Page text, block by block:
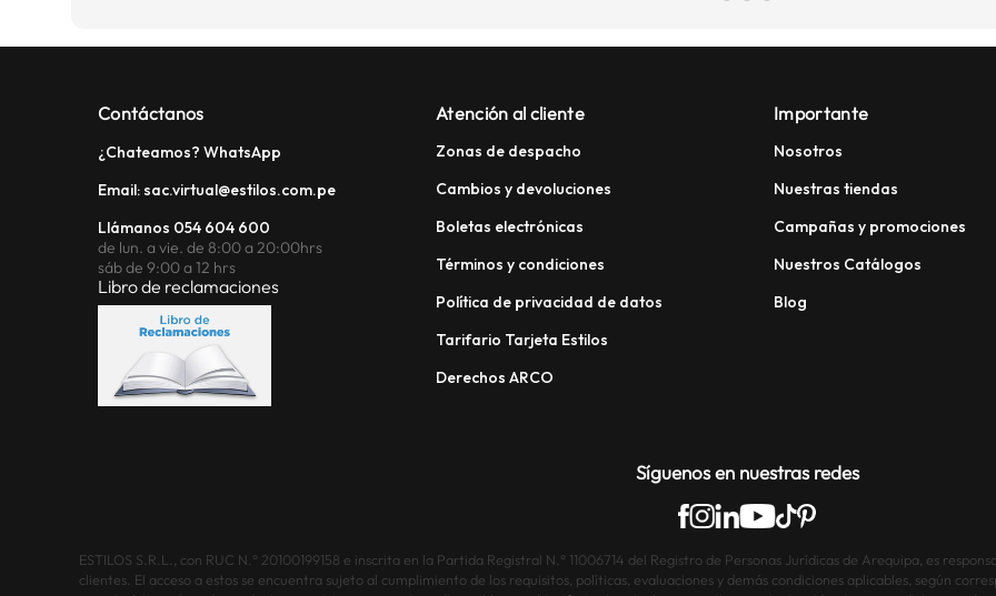
Contáctanos
¿Chateamos? WhatsApp
Email: sac.virtual@estilos.com.pe
Llámanos 054 604 600
de lun. a vie. de 8:00 a 20:00hrs
sáb de 9:00 a 12 hrs
Libro de reclamaciones
Atención al cliente
Zonas de despacho
Cambios y devoluciones
Boletas electrónicas
Términos y condiciones
Política de privacidad de datos
Tarifario Tarjeta Estilos
Derechos ARCO
Importante
Nosotros
Nuestras tiendas
Campañas y promociones
Nuestros Catálogos
Blog
Síguenos en nuestras redes
ESTILOS S.R.L., con RUC N.° 20100199158 e inscrita en la Partida Registral N.° 11006714 del Registro de Personas Jurídicas de Arequipa, es
clientes. El acceso a estos se encuentra sujeto al cumplimiento de los requisitos, políticas, evaluaciones y demás condiciones aplicables, según